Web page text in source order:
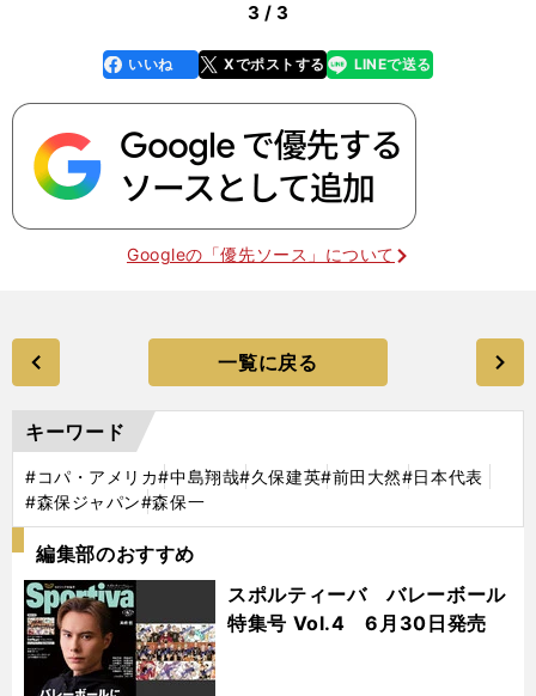
3 / 3
faceboo
k
いいね Xでポストする
line LINEで送る
Googleの「優先ソース」について
一覧に戻る
キーワード
#コパ・アメリカ#中島翔哉#久保建英#前田大然#日本代表
#森保ジャパン#森保一
編集部のおすすめ
スポルティーバ バレーボール
特集号 Vol.4 6月30日発売